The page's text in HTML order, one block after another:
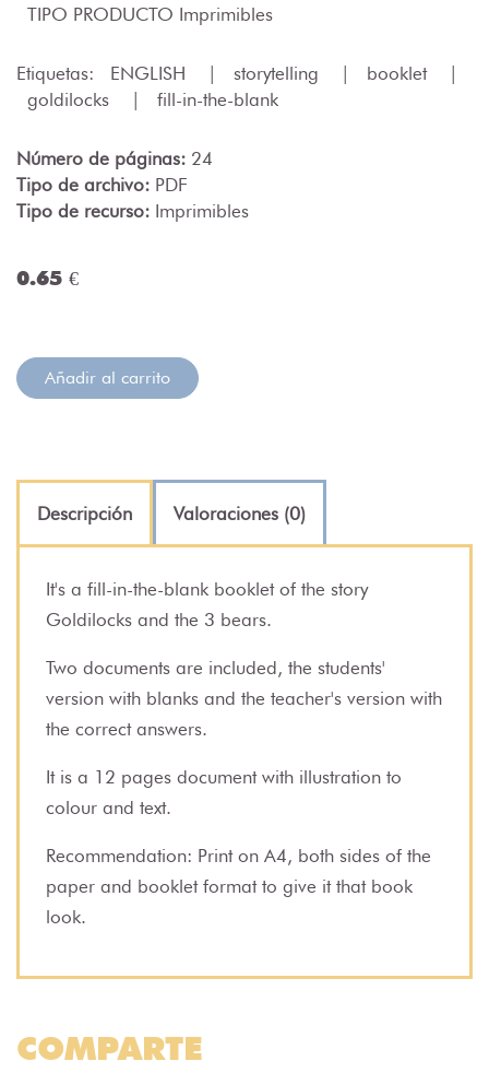
TIPO PRODUCTO Imprimibles
Etiquetas: ENGLISH | storytelling | booklet
|
goldilocks
| fill-in-the-blank
Número de páginas: 24
Tipo de archivo: PDF
Tipo de recurso: Imprimibles
0.65 €
Añadir al carrito
Descripción Valoraciones (0)
It's a fill-in-the-blank booklet of the story
Goldilocks and the 3 bears.
Two documents are included, the students'
version with blanks and the teacher's version with
the correct answers.
It is a 12 pages document with illustration to
colour and text.
Recommendation: Print on A4, both sides of the
paper and booklet format to give it that book
look.
COMPARTE